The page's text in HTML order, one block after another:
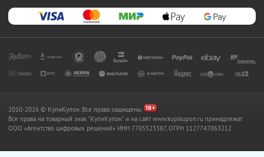
2010-2026 © КупиКупон. Все права защищены.
Все права на товарный знак "КупиКупон" и на сайт www.kupikupon.ru принадлежат
OOO «Агентство цифровых решений» ИНН 7705523387, ОГРН 1127747063212